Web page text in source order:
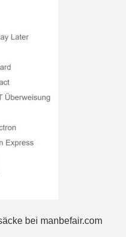
bei manbefair.com